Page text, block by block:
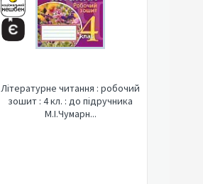
Літературне читання : робочий
зошит : 4 кл. : до підручника
М.І.Чумарн...